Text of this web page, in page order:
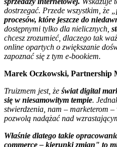
dostrzegać. Przede wszystkim, że
procesów, które jeszcze do
dostępnymi tylko dla nielicznych,
chcesz zrozumieć, dlaczego tak
online opartych o zwiększanie
zapoznać się z tym e-bookiem.
Marek Oczkowski, Partnership
Truizmem jest, że świat digital
się w niesamowitym tempie.
stwierdzenia, nam – marketerom
pozwolą nadążać nad
Właśnie dlatego takie
commerce – kierunki zmian" to